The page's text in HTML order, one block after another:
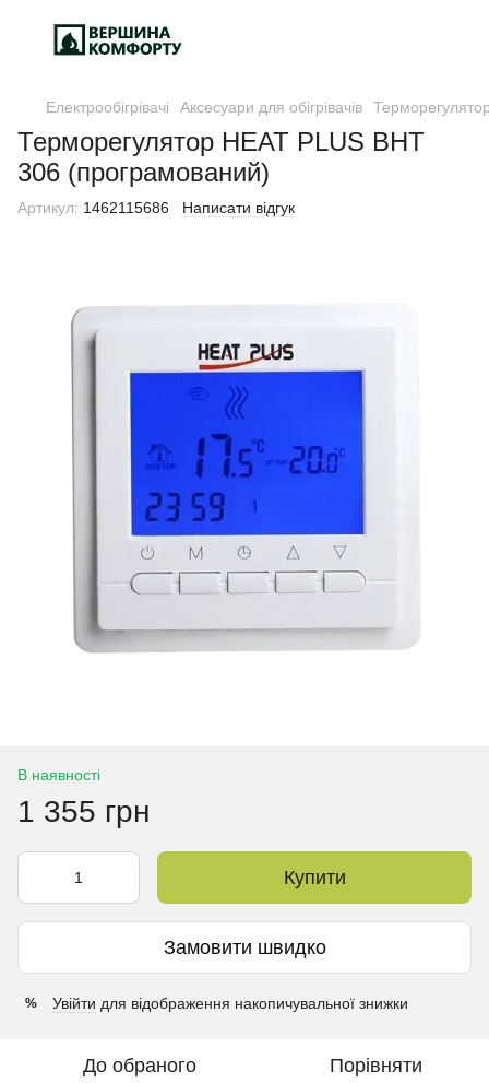
Електрообігрівачі Аксесуари для обігрівачів
Терморегулятор HEAT PLUS BHT
306 (програмований)
Артикул: 1462115686 Написати відгук
В наявності
1 355 грн
Купити
Замовити швидко
% Увійти для відображення накопичувальної знижки
До обраного Порівняти